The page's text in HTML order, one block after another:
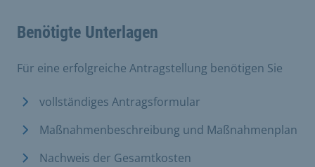
Benötigte Unterlagen
Für eine erfolgreiche Antragstellung benötigen Sie
vollständiges Antragsformular
Maßnahmenbeschreibung und Maßnahmenplan
Nachweis der Gesamtkosten